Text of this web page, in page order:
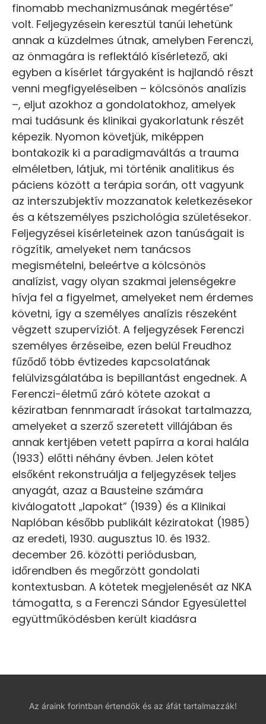
finomabb mechanizmusának megértése”
volt. Feljegyzésein keresztül tanúi lehetünk
annak a küzdelmes útnak, amelyben Ferenczi,
az önmagára is reflektáló kísérletező, aki
egyben a kísérlet tárgyaként is hajlandó részt
venni megfigyeléseiben – kölcsönös analízis
–, eljut azokhoz a gondolatokhoz, amelyek
mai tudásunk és klinikai gyakorlatunk részét
képezik. Nyomon követjük, miképpen
bontakozik ki a paradigmaváltás a trauma
elméletben, látjuk, mi történik analitikus és
páciens között a terápia során, ott vagyunk
az interszubjektív mozzanatok keletkezésekor
és a kétszemélyes pszichológia születésekor.
Feljegyzései kísérleteinek azon tanúságait is
rögzítik, amelyeket nem tanácsos
megismételni, beleértve a kölcsönös
analízist, vagy olyan szakmai jelenségekre
hívja fel a figyelmet, amelyeket nem érdemes
követni, így a személyes analízis részeként
végzett szupervíziót. A feljegyzések Ferenczi
személyes érzéseibe, ezen belül Freudhoz
fűződő több évtizedes kapcsolatának
felülvizsgálatába is bepillantást engednek. A
Ferenczi-életmű záró kötete azokat a
kéziratban fennmaradt írásokat tartalmazza,
amelyeket a szerző szeretett villájában és
annak kertjében vetett papírra a korai halála
(1933) előtti néhány évben. Jelen kötet
elsőként rekonstruálja a feljegyzések teljes
anyagát, azaz a Bausteine számára
kiválogatott „lapokat” (1939) és a Klinikai
Naplóban később publikált kéziratokat (1985)
az eredeti, 1930. augusztus 10. és 1932.
december 26. közötti periódusban,
időrendben és megőrzött gondolati
kontextusban. A kötetek megjelenését az NKA
támogatta, s a Ferenczi Sándor Egyesülettel
együttműködésben került kiadásra
Az áraink forintban értendők és az áfát tartalmazzák!